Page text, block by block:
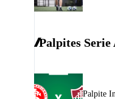
Palpites Serie
Palpite